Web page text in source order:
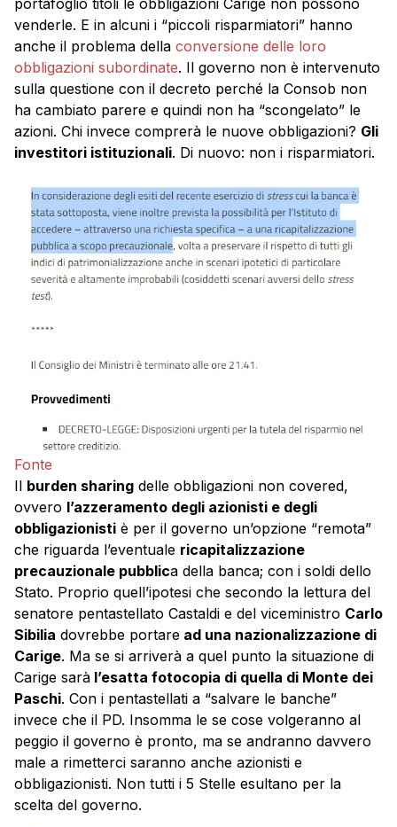
portafoglio titoli le obbligazioni Carige non possono
venderle. E in alcuni i “piccoli risparmiatori” hanno
anche il problema della conversione delle loro
obbligazioni subordinate. Il governo non è intervenuto
sulla questione con il decreto perché la Consob non
ha cambiato parere e quindi non ha “scongelato” le
azioni. Chi invece comprerà le nuove obbligazioni? Gli
investitori istituzionali. Di nuovo: non i risparmiatori.
Fonte
Il burden sharing delle obbligazioni non covered,
ovvero l’azzeramento degli azionisti e degli
obbligazionisti è per il governo un’opzione “remota”
che riguarda l’eventuale ricapitalizzazione
precauzionale pubblica della banca; con i soldi dello
Stato. Proprio quell’ipotesi che secondo la lettura del
senatore pentastellato Castaldi e del viceministro Carlo
Sibilia dovrebbe portare ad una nazionalizzazione di
Carige. Ma se si arriverà a quel punto la situazione di
Carige sarà l’esatta fotocopia di quella di Monte dei
Paschi. Con i pentastellati a “salvare le banche”
invece che il PD. Insomma le se cose volgeranno al
peggio il governo è pronto, ma se andranno davvero
male a rimetterci saranno anche azionisti e
obbligazionisti. Non tutti i 5 Stelle esultano per la
scelta del governo.